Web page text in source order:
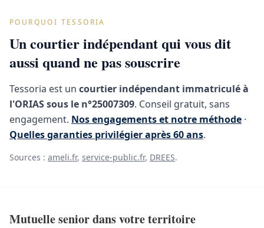
POURQUOI TESSORIA
Un courtier indépendant qui vous dit
aussi quand ne pas souscrire
Tessoria est un courtier indépendant immatriculé à
l'ORIAS sous le n°25007309. Conseil gratuit, sans
engagement. Nos engagements et notre méthode ·
Quelles garanties privilégier après 60 ans.
Sources : ameli.fr, service-public.fr, DREES.
Mutuelle senior dans votre territoire